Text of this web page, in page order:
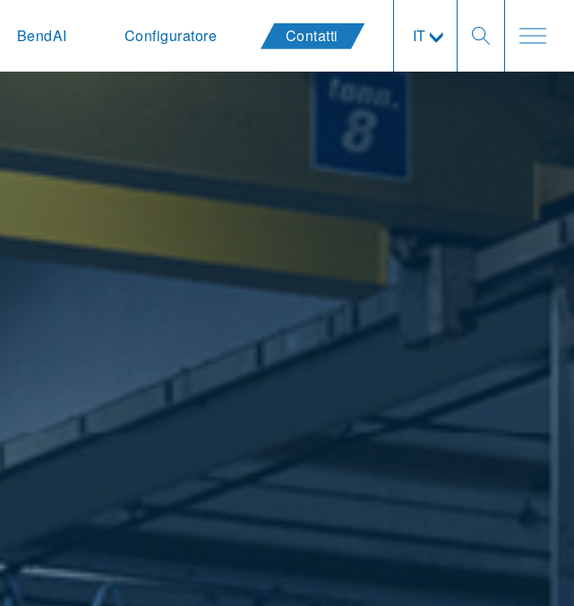
BendAI Configuratore Contatti IT